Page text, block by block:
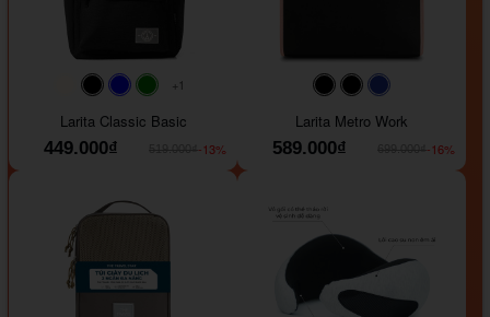
#faf0e6
#000000#0000FF#008000
+1
Larita Classic Basic
449.000₫
-13%
#000000#000000
Larita Metro Work
589.000₫
-16%